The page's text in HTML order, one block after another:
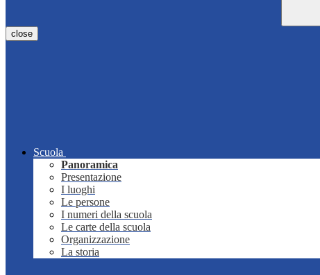
close
Scuola
Panoramica
Presentazione
I luoghi
Le persone
I numeri della scuola
Le carte della scuola
Organizzazione
La storia